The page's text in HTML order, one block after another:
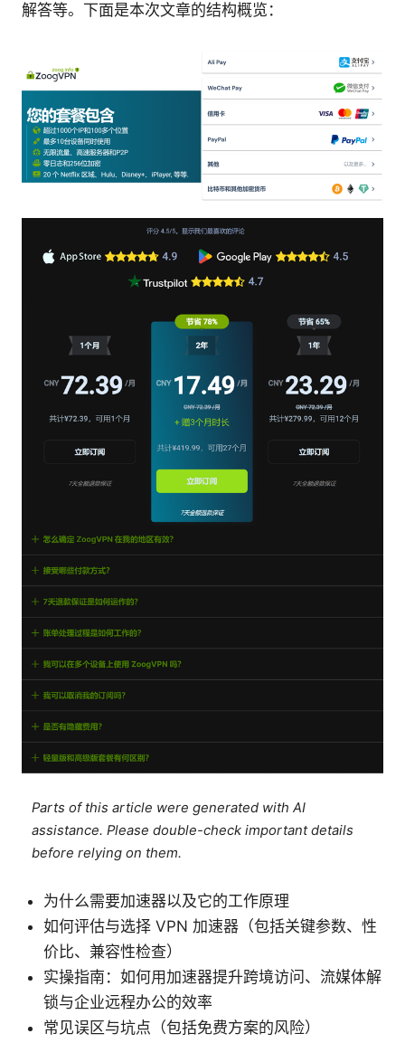
解答等。下面是本次文章的结构概览：
Parts of this article were generated with AI
assistance. Please double-check important details
before relying on them.
为什么需要加速器以及它的工作原理
如何评估与选择 VPN 加速器（包括关键参数、性
价比、兼容性检查）
实操指南：如何用加速器提升跨境访问、流媒体解
锁与企业远程办公的效率
常见误区与坑点（包括免费方案的风险）